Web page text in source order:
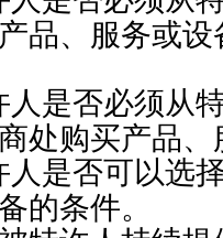
品、服务或
人是否必须从
处购买产品
人是否可以选
的条件。